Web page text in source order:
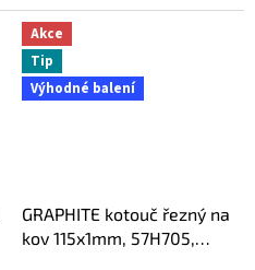
Akce
Tip
Výhodné balení
GRAPHITE kotouč řezný na
kov 115x1mm, 57H705,